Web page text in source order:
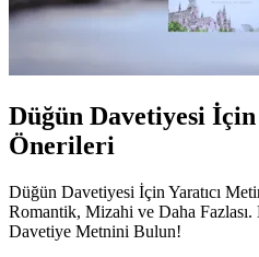
Düğün Davetiyesi İçin
Önerileri
Düğün Davetiyesi İçin Yaratıcı
Romantik, Mizahi ve Daha
Davetiye Metnini Bulun!